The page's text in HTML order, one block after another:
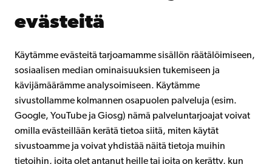
evästeitä
Käytämme evästeitä tarjoamamme sisällön räätälöimiseen,
sosiaalisen median ominaisuuksien tukemiseen ja
kävijämäärämme analysoimiseen. Käytämme
sivustollamme kolmannen osapuolen palveluja (esim.
Google, YouTube ja Giosg) nämä palveluntarjoajat voivat
omilla evästeillään kerätä tietoa siitä, miten käytät
sivustoamme ja voivat yhdistää näitä tietoja muihin
tietoihin, joita olet antanut heille tai joita on kerätty, kun
Åbo Akademista
Facebook Instagram YouTube LinkedIn Blog Snapchat